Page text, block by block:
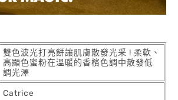
雙色波光打亮餅讓肌膚散發光采 ! 柔軟、
高顯色蜜粉在溫暖的香檳色調中散發低
調光澤
Catrice